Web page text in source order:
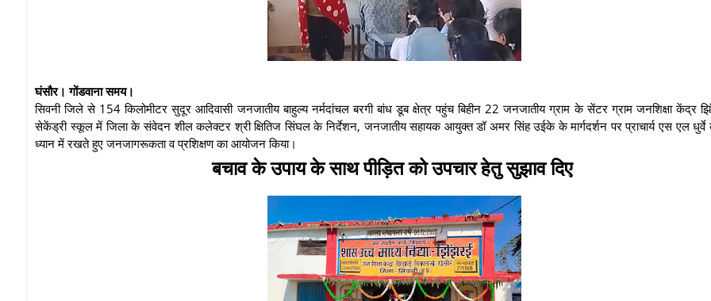
घंसौर। गोंडवाना समय।
सिवनी जिले से 154 किलोमीटर सुदूर आदिवासी जनजातीय बाहुल्य नर्मदांचल बरगी बांध डूब क्षेत्र पहुंच बिहीन 22 जनजातीय ग्राम के सेंटर ग्राम जनशिक्षा केंद्र
सेकेंड्री स्कूल में जिला के संवेदन शील कलेक्टर श्री क्षितिज सिंघल के निर्देशन, जनजातीय सहायक आयुक्त डॉ अमर सिंह उईके के मार्गदर्शन पर प्राचार्य एस एल धुर्वे
ध्यान में रखते हुए जनजागरूकता व प्रशिक्षण का आयोजन किया।
बचाव के उपाय के साथ पीड़ित को उपचार हेतु सुझाव दिए